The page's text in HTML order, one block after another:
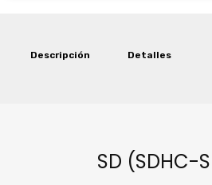
Descripción Detalles
SD (SDHC-